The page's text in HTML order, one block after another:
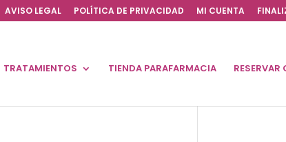
AVISO LEGAL POLÍTICA DE PRIVACIDAD MI CUENTA
TRATAMIENTOS TIENDA PARAFARMACIA RESERVAR